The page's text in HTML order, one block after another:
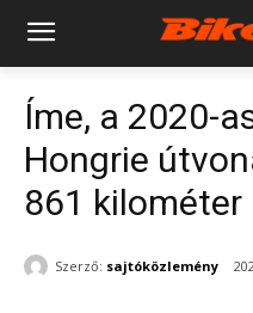
Íme, a 2020-
Hongrie
861 kilométer
Szerző: sajtóközlemény